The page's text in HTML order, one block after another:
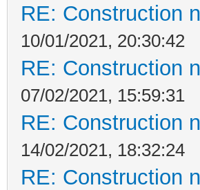
RE: Construction
10/01/2021, 20:30:42
RE: Construction
07/02/2021, 15:59:31
RE: Construction
14/02/2021, 18:32:24
RE: Construction